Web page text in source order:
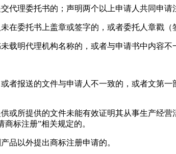
代理委托书的；声明两个以上申请人共同申
在委托书上盖章或签字的，或者委托人章戳
载明代理机构名称的，或者与申请书中内容不
者报送的文件与申请人不一致的，或者文第
或所提供的文件未能有效证明其从事生产经
标注册”相关规定的。
品以外提出商标注册申请的。